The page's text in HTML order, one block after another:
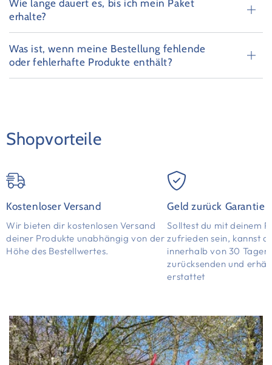
Wie lange dauert es, bis ich mein Paket
erhalte?
Was ist, wenn meine Bestellung fehlende
oder fehlerhafte Produkte enthält?
Shopvorteile
Kostenloser Versand
Wir bieten dir kostenlosen Versand
deiner Produkte unabhängig von der
Höhe des Bestellwertes.
Geld zurück Garantie
Solltest du mit deinem
zufrieden sein, kannst
innerhalb von 30 Tagen
zurücksenden und
erstattet